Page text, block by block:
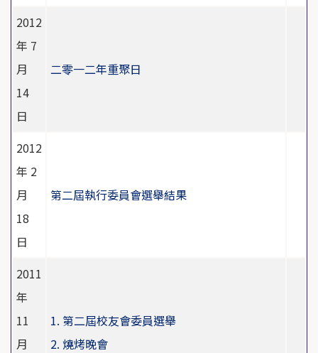
2012
年 7
月
14
日
二零一二年重聚日
2012
年 2
月
18
日
第二屆執行委員會選舉結果
2011
年
11
月
1. 第二屆校友會委員選舉
2. 燒烤晚會